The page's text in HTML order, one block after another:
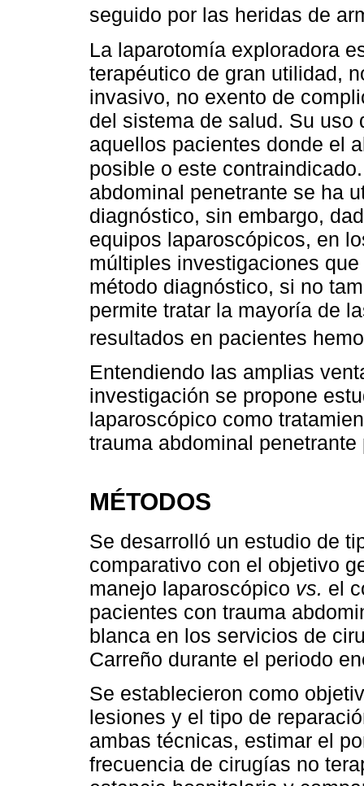
seguido por las heridas de
La laparotomía exploradora
terapéutico de gran utilidad,
invasivo, no exento de
del sistema de salud. Su uso
aquellos pacientes donde el
posible o este
abdominal penetrante se ha
diagnóstico, sin embargo,
equipos laparoscópicos, en
múltiples investigaciones
método diagnóstico, si no
permite tratar la mayoría de
resultados en pacientes
Entendiendo las amplias
investigación se propone
laparoscópico como
trauma abdominal
MÉTODOS
Se desarrolló un estudio de
comparativo con el objetivo
manejo laparoscópico vs. el
pacientes con trauma
blanca en los servicios de
Carreño durante el periodo
Se establecieron como
lesiones y el tipo de
ambas técnicas, estimar el
frecuencia de cirugías no